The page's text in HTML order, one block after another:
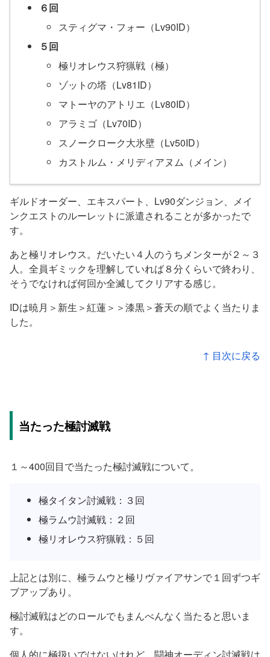
６回
スティグマ・フォー（Lv90ID）
５回
極リオレウス狩猟戦（極）
ゾットの塔（Lv81ID）
マトーヤのアトリエ（Lv80ID）
アラミゴ（Lv70ID）
スノークローク大氷壁（Lv50ID）
カストルム・メリディアヌム（メイン）
ギルドオーダー、エキスパート、Lv90ダンジョン、メイ
ンクエストのルーレットに派遣されることが多かったで
す。
あと極リオレウス。だいたい４人のうちメンターが２～３
人。全員ギミックを理解していれば８分くらいで終わり、
そうでなければ何回か全滅してクリアする感じ。
IDは暁月＞新生＞紅蓮＞＞漆黒＞蒼天の順でよく当たりま
した。
↑ 目次に戻る
当たった極討滅戦
１～400回目で当たった極討滅戦について。
極タイタン討滅戦：３回
極ラムウ討滅戦：２回
極リオレウス狩猟戦：５回
上記とは別に、極ラムウと極リヴァイアサンで１回ずつギ
ブアップあり。
極討滅戦はどのロールでもまんべんなく当たると思いま
す。